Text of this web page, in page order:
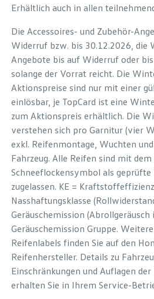
Erhältlich auch in allen
Die Accessoires- und Zubehör-
Widerruf bzw. bis 30.12.2026,
Angebote bis auf Widerruf oder
solange der Vorrat reicht. Die
Aktionspreise sind nur mit einer
einlösbar, je TopCard ist eine
zum Aktionspreis erhältlich. Die
verstehen sich pro Garnitur (vier
exkl. Reifenmontage, Wuchten
Fahrzeug. Alle Reifen sind mit dem
Schneeflockensymbol als
zugelassen. KE =
Nasshaftungsklasse
Geräuschemission (Abrollgeräusch
Geräuschemission Gruppe.
Reifenlabels finden Sie auf den
Reifenhersteller. Details zu
Einschränkungen und Auflagen
erhalten Sie in Ihrem Service-